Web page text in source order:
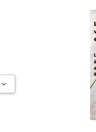
Calendrier Google